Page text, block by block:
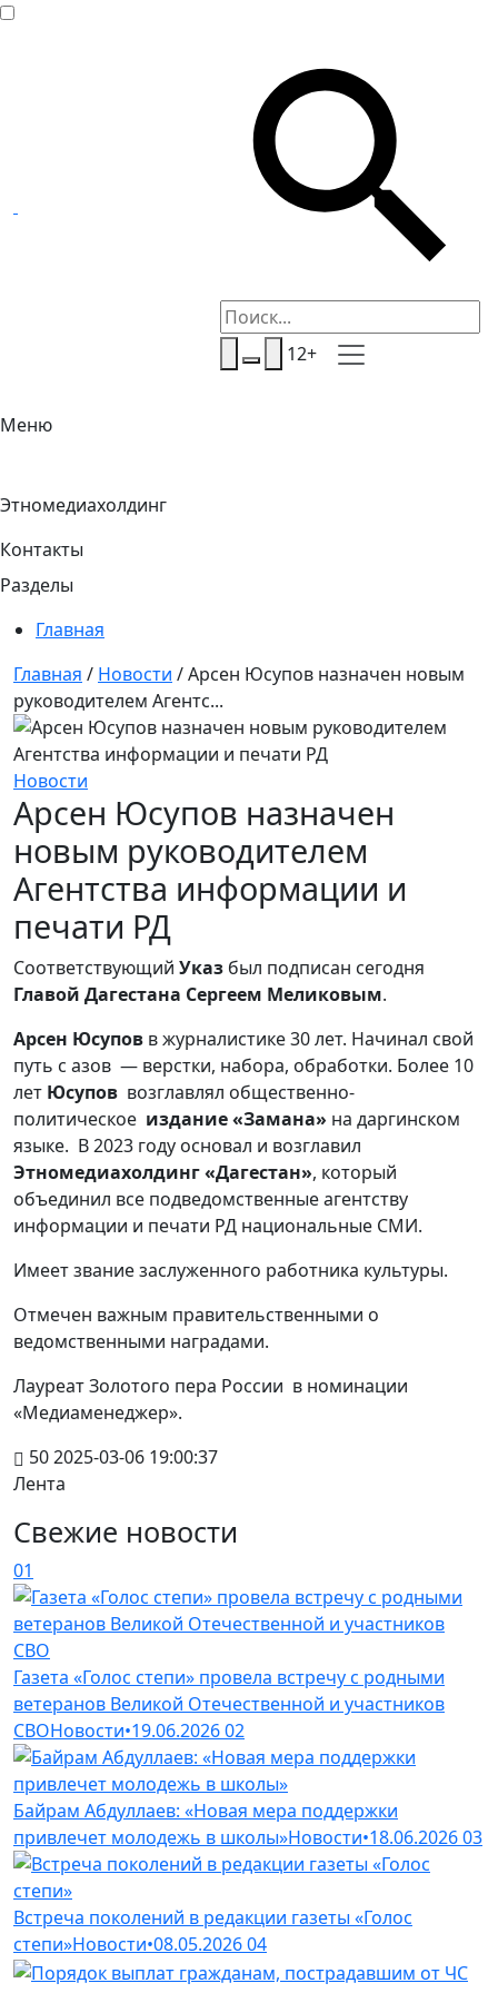
12+
Меню
Этномедиахолдинг
Контакты
Разделы
Главная
Главная / Новости /Арсен Юсупов назначен новым
руководителем Агентс...
Новости
Арсен Юсупов назначен
новым руководителем
Агентства информации и
печати РД
Соответствующий Указ был подписан сегодня
Главой Дагестана Сергеем Меликовым.
Арсен Юсупов в журналистике 30 лет. Начинал свой
путь с азов — верстки, набора, обработки. Более 10
лет Юсупов возглавлял общественно-
политическое издание «Замана» на даргинском
языке. В 2023 году основал и возглавил
Этномедиахолдинг «Дагестан», который
объединил все подведомственные агентству
информации и печати РД национальные СМИ.
Имеет звание заслуженного работника культуры.
Отмечен важным правительственными о
ведомственными наградами.
Лауреат Золотого пера России в номинации
«Медиаменеджер».
502025-03-06 19:00:37
Лента
Свежие новости
01
Газета «Голос степи» провела встречу с родными
ветеранов Великой Отечественной и участников
СВОНовости•19.06.202602
Байрам Абдуллаев: «Новая мера поддержки
привлечет молодежь в школы»Новости•18.06.202603
Встреча поколений в редакции газеты «Голос
степи»Новости•08.05.202604